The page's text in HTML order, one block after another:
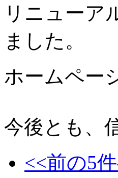
ホームペー
今後とも、
<<前の5